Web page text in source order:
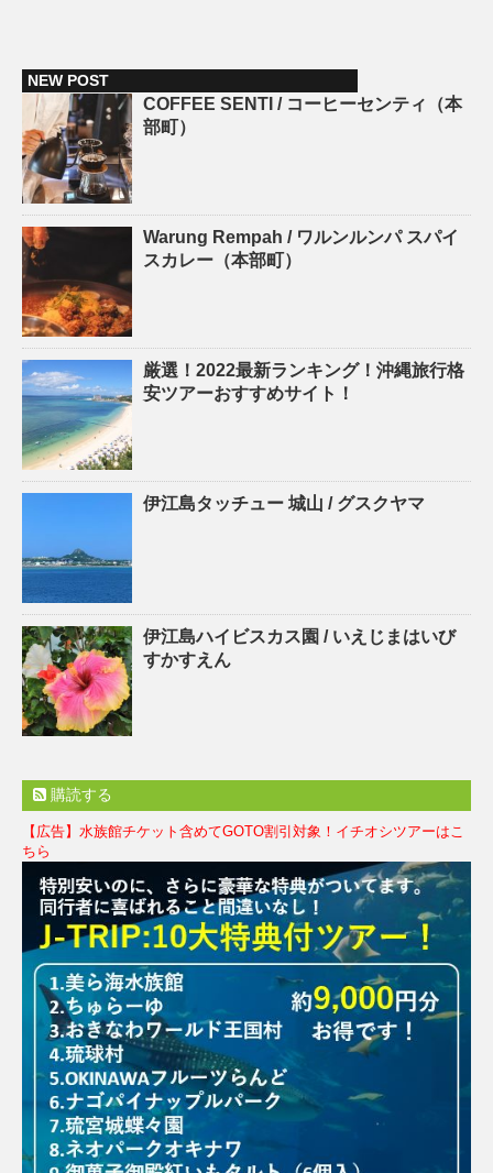
NEW POST
COFFEE SENTI / コーヒーセンティ（本
部町）
Warung Rempah / ワルンルンパ スパイ
スカレー（本部町）
厳選！2022最新ランキング！沖縄旅行格
安ツアーおすすめサイト！
伊江島タッチュー 城山 / グスクヤマ
伊江島ハイビスカス園 / いえじまはいび
すかすえん
購読する
【広告】水族館チケット含めてGOTO割引対象！イチオシツアーはこ
ちら